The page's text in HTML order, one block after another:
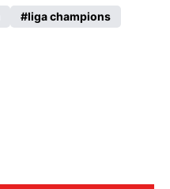
liga champions